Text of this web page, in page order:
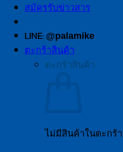
สมัครรับข่าวสาร
LINE: @palamike
ตะกร้าสินค้า
ตะกร้าสินค้า
ไม่มีสินค้าในตะกร้า